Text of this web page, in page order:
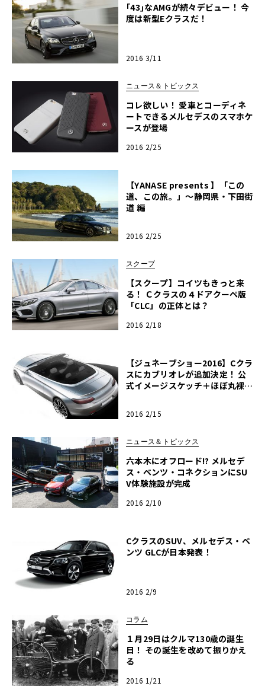
｢43｣なAMGが続々デビュー！ 今
度は新型Eクラスだ！
2016 3/11
ニュース＆トピックス
コレ欲しい！ 愛車とコーディネ
ートできるメルセデスのスマホケ
ースが登場
2016 2/25
【YANASE presents 】「この
道、この旅。」～静岡県・下田街
道 編
2016 2/25
スクープ
【スクープ】コイツもきっと来
る！ Ｃクラスの４ドアクーペ版
「CLC」の正体とは？
2016 2/18
【ジュネーブショー2016】Cクラ
スにカブリオレが追加決定！ 公
式イメージスケッチ＋ほぼ丸裸ス
2016 2/15
ニュース＆トピックス
六本木にオフロード!? メルセデ
ス・ベンツ・コネクションにSU
V体験施設が完成
2016 2/10
CクラスのSUV、メルセデス・ベ
ンツ GLCが日本発表！
2016 2/9
コラム
１月29日はクルマ130歳の誕生
日！ その誕生を改めて振りかえ
る
2016 1/21